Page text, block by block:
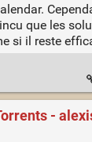
que les
si il reste
-